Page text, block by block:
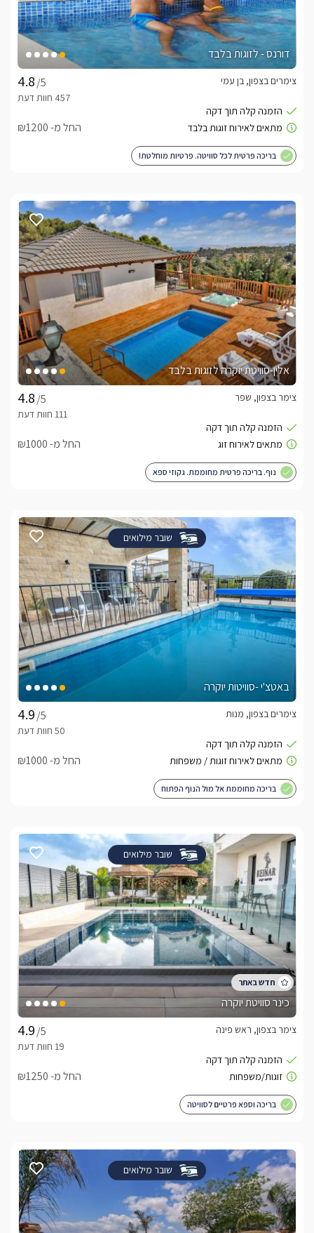
דורנס - לזוגות בלבד
/5
צימרים בצפון, בן עמי
החל מ- ₪1200
בריכה פרטית לכל סוויטה. פרטיות מוחלטת!
אלין-סוויטת יוקרה לזוגות בלבד
/5
צימר בצפון, שפר
החל מ- ₪1000
נוף. בריכה פרטית מחוממת. גקוזי ספא
שובר מילואים
באטצ'י -סוויטות יוקרה
/5
צימרים בצפון, מנות
החל מ- ₪1000
בריכה מחוממת אל מול הנוף הפתוח
שובר מילואים
כינר סוויטת יוקרה
/5
צימר בצפון, ראש פינה
החל מ- ₪1250
בריכה וספא פרטיים לסוויטה
שובר מילואים